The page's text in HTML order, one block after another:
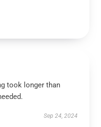
took longer than
Sep 24, 2024